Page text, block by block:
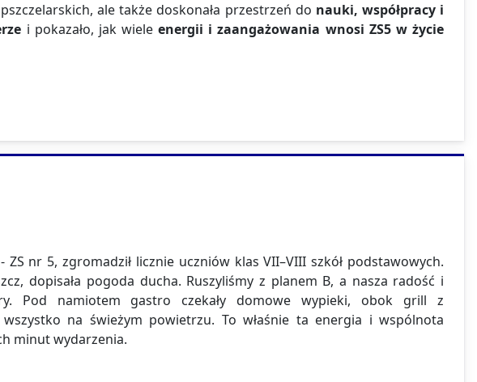
ale także doskonała przestrzeń do nauki, współpracy i
i pokazało, jak wieleenergii i zaangażowania wnosi ZS5 w życie
nr 5, zgromadził licznie uczniów klas VII–VIII szkół podstawowych.
dopisała pogoda ducha. Ruszyliśmy z planem B, a nasza radość i
Pod namiotem gastro czekały domowe wypieki, obok grill z
na świeżym powietrzu. To właśnie ta energia i wspólnota
minut wydarzenia.